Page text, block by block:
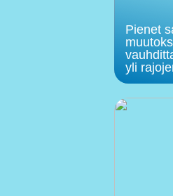
Pienet
yli